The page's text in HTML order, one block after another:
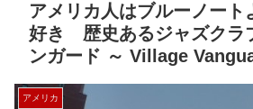
アメリカ人はブルーノート
好き 歴史あるジャズクラ
ンガード ～ Village
アメリカ